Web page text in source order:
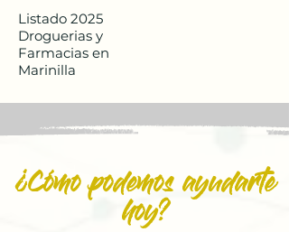
Listado 2025
Droguerias y
Farmacias en
Marinilla
¿Cómo podemos ayudarte
hoy?